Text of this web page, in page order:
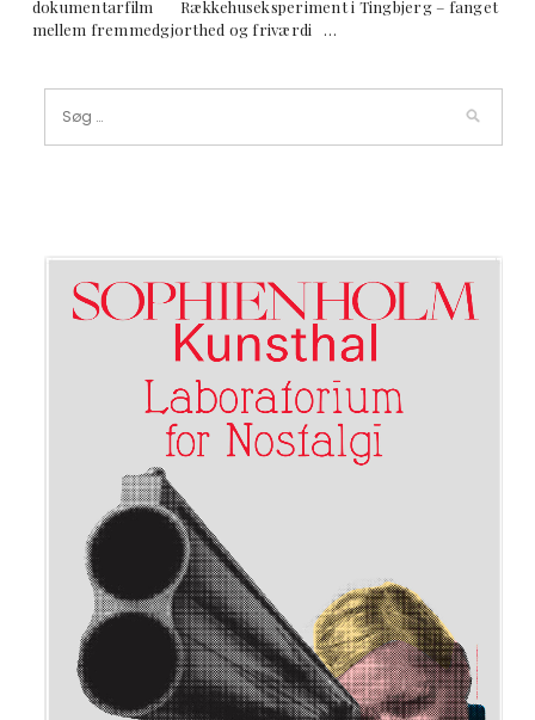
dokumentarfilm Rækkehuseksperiment i Tingbjerg – fanget
mellem fremmedgjorthed og friværdi …